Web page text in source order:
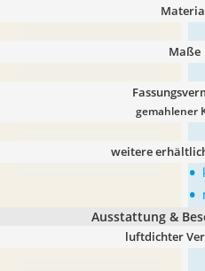
Maße
gemahlener
weitere
•
•
Ausstattung &
luftdichter